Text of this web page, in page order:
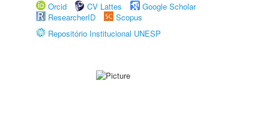
Orcid
CV Lattes
Google Scholar
ResearcherID
Scopus
Repositório Institucional UNESP